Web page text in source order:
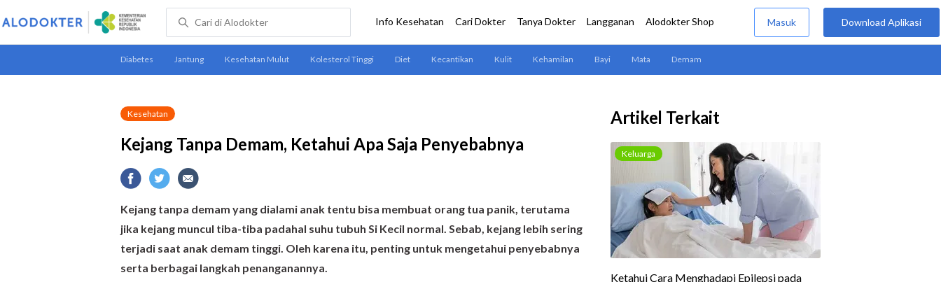
Kesehatan
Kejang Tanpa Demam, Ketahui Apa Saja Penyebabnya
Kejang tanpa demam yang dialami anak tentu bisa membuat orang tua panik, terutama
jika kejang muncul tiba-tiba padahal suhu tubuh Si Kecil normal. Sebab, kejang lebih sering
terjadi saat anak demam tinggi. Oleh karena itu, penting untuk mengetahui penyebabnya
serta berbagai langkah penanganannya.
Artikel Terkait